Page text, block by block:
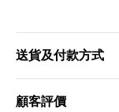
送貨及付款方式
顧客評價